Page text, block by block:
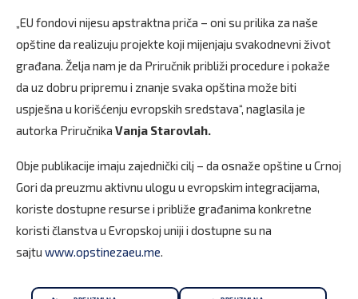
„EU fondovi nijesu apstraktna priča – oni su prilika za naše
opštine da realizuju projekte koji mijenjaju svakodnevni život
građana. Želja nam je da Priručnik približi procedure i pokaže
da uz dobru pripremu i znanje svaka opština može biti
uspješna u korišćenju evropskih sredstava“, naglasila je
autorka Priručnika Vanja Starovlah.
Obje publikacije imaju zajednički cilj – da osnaže opštine u Crnoj
Gori da preuzmu aktivnu ulogu u evropskim integracijama,
koriste dostupne resurse i približe građanima konkretne
koristi članstva u Evropskoj uniji i dostupne su na
sajtu www.opstinezaeu.me.